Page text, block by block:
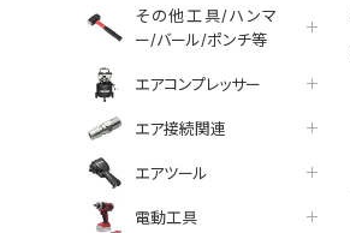
その他工具/ハンマ
ー/バール/ポンチ等
エアコンプレッサー
エア接続関連
エアツール
電動工具